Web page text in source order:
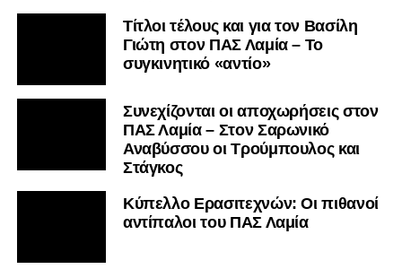
Τίτλοι τέλους και για τον Βασίλη
Γιώτη στον ΠΑΣ Λαμία – Το
συγκινητικό «αντίο»
Συνεχίζονται οι αποχωρήσεις στον
ΠΑΣ Λαμία – Στον Σαρωνικό
Αναβύσσου οι Τρούμπουλος και
Στάγκος
Κύπελλο Ερασιτεχνών: Οι πιθανοί
αντίπαλοι του ΠΑΣ Λαμία